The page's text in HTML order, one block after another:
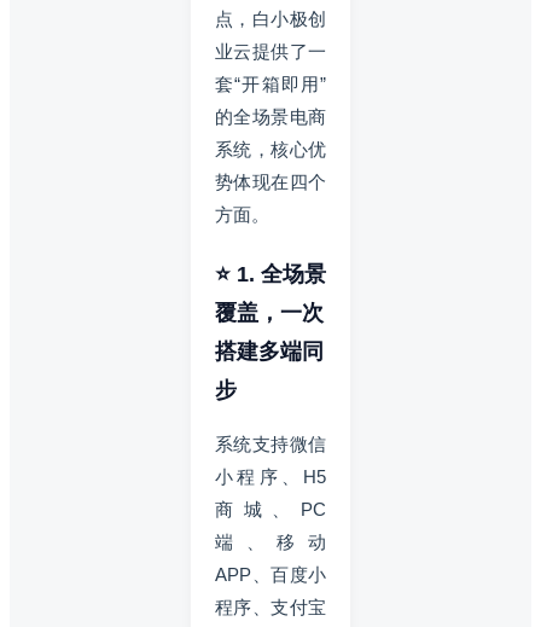
点，白小极创
业云提供了一
套“开箱即用”
的全场景电商
系统，核心优
势体现在四个
方面。
⭐ 1. 全场景
覆盖，一次
搭建多端同
步
系统支持微信
小程序、H5
商城、PC
端、移动
APP、百度小
程序、支付宝